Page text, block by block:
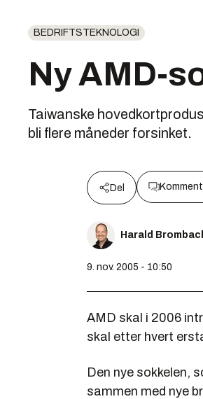
BEDRIFTSTEKNOLOGI
Ny AMD-
Taiwanske
bli flere måneder forsinket.
Del
Harald
9. nov. 2005 - 10:50
AMD skal i 2006
skal etter hvert
Den nye sokkelen,
sammen med nye